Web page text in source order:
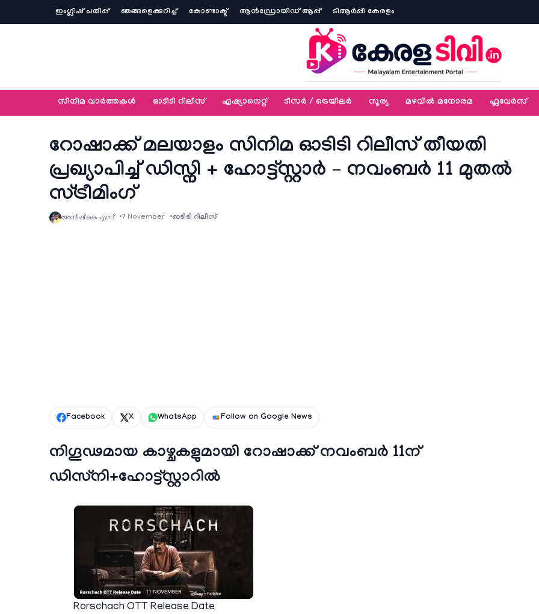
ഇംഗ്ലീഷ് പതിപ്പ് ഞങ്ങളെക്കുറിച്ച്‌ കോണ്ടാക്ട് ആൻഡ്രോയിഡ് ആപ്പ് ടിആര്‍പ്പി കേരളം
സിനിമ വാര്‍ത്തകള്‍ ഓടിടി റിലീസ് ഏഷ്യാനെറ്റ്‌ ടീസര്‍ / ട്രെയിലര്‍ സൂര്യ മഴവിൽ മനോരമ ഫ്ലവേര്‍സ്
റോഷാക്ക് മലയാളം സിനിമ ഓടിടി റിലീസ് തീയതി
പ്രഖ്യാപിച്ച് ഡിസ്നി + ഹോട്ട്സ്റ്റാര്‍ – നവംബര്‍ 11 മുതല്‍
സ്ട്രീമിംഗ്
അനീഷ്‌ കെ എസ് 7 November ഓടിടി റിലീസ്
Facebook X WhatsApp Follow on Google News
നിഗൂഢമായ കാഴ്ചകളുമായി റോഷാക്ക് നവംബര്‍ 11ന്
ഡിസ്‌നി+ഹോട്ട്സ്റ്റാറില്‍
Rorschach OTT Release Date